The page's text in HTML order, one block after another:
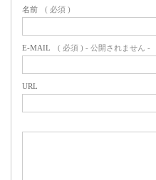
名前 ( 必須 )
E-MAIL ( 必須 ) - 公開されません -
URL